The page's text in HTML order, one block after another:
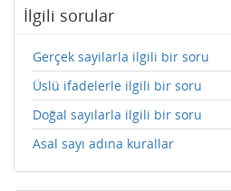
İlgili sorular
Gerçek sayilarla ilgili bir soru
Üslü ifadelerle ilgili bir soru
Doğal sayılarla ilgili bir soru
Asal sayı adına kurallar